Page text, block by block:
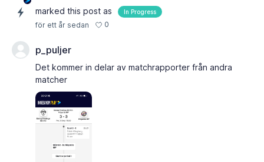
marked this post as In Progress
för ett år sedan 0
p_puljer
Det kommer in delar av matchrapporter från andra
matcher